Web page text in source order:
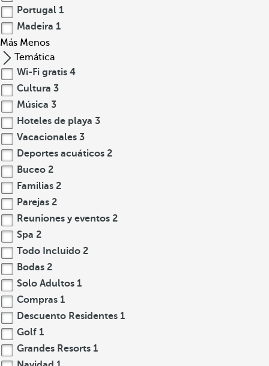
Portugal 1
Madeira 1
Más Menos
Temática
Wi-Fi gratis 4
Cultura 3
Música 3
Hoteles de playa 3
Vacacionales 3
Deportes acuáticos 2
Buceo 2
Familias 2
Parejas 2
Reuniones y eventos 2
Spa 2
Todo Incluido 2
Bodas 2
Solo Adultos 1
Compras 1
Descuento Residentes 1
Golf 1
Grandes Resorts 1